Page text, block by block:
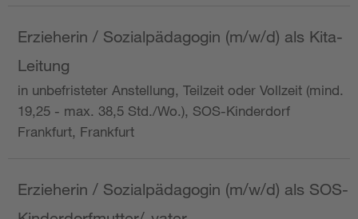
Erzieherin / Sozialpädagogin (m/w/d) als Kita-
Leitung
in unbefristeter Anstellung, Teilzeit oder Vollzeit (mind.
19,25 - max. 38,5 Std./Wo.), SOS-Kinderdorf
Frankfurt, Frankfurt
Erzieherin / Sozialpädagogin (m/w/d) als SOS-